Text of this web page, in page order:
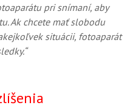
pri snímaní, aby
Ak chcete mať slobodu
situácii, fotoaparát